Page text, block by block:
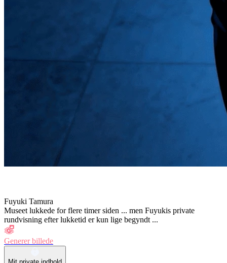
Fuyuki Tamura
Museet lukkede for flere timer siden ... men Fuyukis private
rundvisning efter lukketid er kun lige begyndt ...
Generer billede